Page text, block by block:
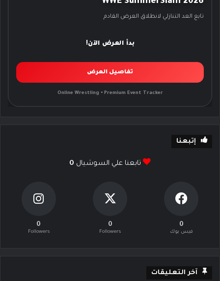
تابع العد التنازلي لانطلاق العرض القادم
بدأ العرض الآن!
تفاصيل العرض
Online Wrestling • Premium Event Tracker
إتبعنا
تابعنا علي السوشيال 0
0
فيس بوك
0
Followers
0
Followers
آخر التعليقات